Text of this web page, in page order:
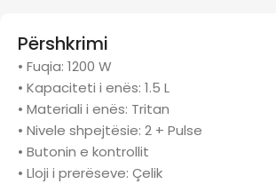
Përshkrimi
• Fuqia: 1200 W
• Kapaciteti i enës: 1.5 L
• Materiali i enës: Tritan
• Nivele shpejtësie: 2 + Pulse
• Butonin e kontrollit
• Lloji i prerëseve: Çelik